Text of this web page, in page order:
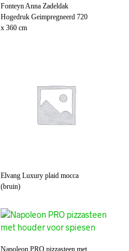
Fonteyn Anna Zadeldak
Hogedruk Geimpregneerd 720
x 360 cm
Elvang Luxury plaid mocca
(bruin)